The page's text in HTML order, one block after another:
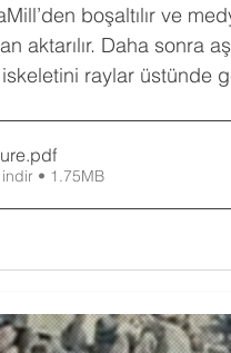
boşaltılır ve
aktarılır. Daha sonra
raylar üstünde
.pdf
indir • 1.75MB